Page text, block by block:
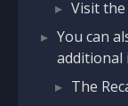
Visit the
You can
additional
The